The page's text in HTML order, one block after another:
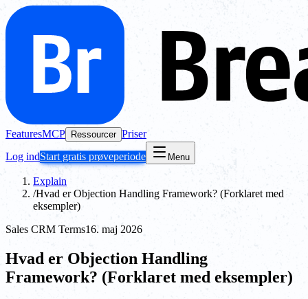
FeaturesMCP Ressourcer Priser
Log indStart gratis prøveperiode Menu
Explain
/Hvad er Objection Handling Framework? (Forklaret med
eksempler)
Sales CRM Terms16. maj 2026
Hvad er Objection Handling
Framework? (Forklaret med eksempler)